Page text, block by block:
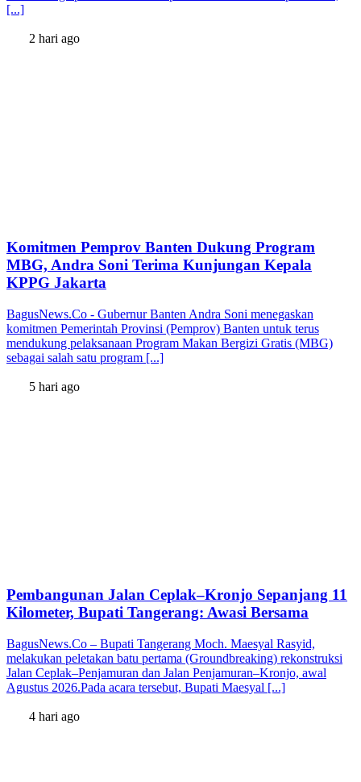
[...]
2 hari ago
Komitmen Pemprov Banten Dukung Program
MBG, Andra Soni Terima Kunjungan Kepala
KPPG Jakarta
BagusNews.Co - Gubernur Banten Andra Soni menegaskan
komitmen Pemerintah Provinsi (Pemprov) Banten untuk terus
mendukung pelaksanaan Program Makan Bergizi Gratis (MBG)
sebagai salah satu program [...]
5 hari ago
Pembangunan Jalan Ceplak–Kronjo Sepanjang 11
Kilometer, Bupati Tangerang: Awasi Bersama
BagusNews.Co – Bupati Tangerang Moch. Maesyal Rasyid,
melakukan peletakan batu pertama (Groundbreaking) rekonstruksi
Jalan Ceplak–Penjamuran dan Jalan Penjamuran–Kronjo, awal
Agustus 2026.Pada acara tersebut, Bupati Maesyal [...]
4 hari ago